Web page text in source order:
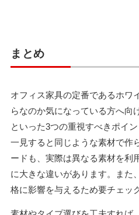
まとめ
オフィス家具の定番であるホワ
らなのか気になっている方へ向
といった3つの重視すべきポイン
一見すると同じような素材で作
ードも、実際は異なる素材を利
に大きな違いがあります。また
格に影響を与えるため要チェッ